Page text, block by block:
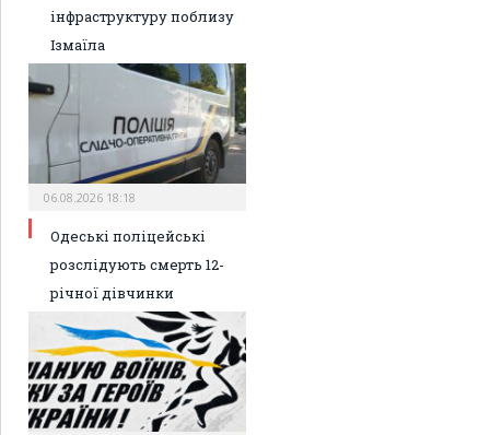
інфраструктуру поблизу
Ізмаїла
06.08.2026 18:18
Одеські поліцейські
розслідують смерть 12-
річної дівчинки